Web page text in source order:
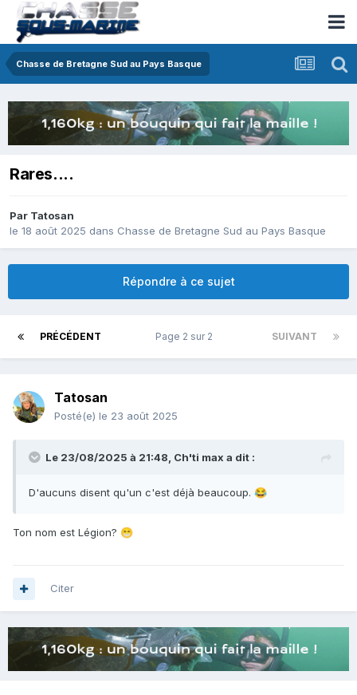
Chasse de Bretagne Sud au Pays Basque
Rares....
Par Tatosan
le 18 août 2025 dans Chasse de Bretagne Sud au Pays Basque
Répondre à ce sujet
PRÉCÉDENT SUIVANT
Page 2 sur 2
Tatosan
Posté(e) le 23 août 2025
Le 23/08/2025 à 21:48, Ch'ti max a dit :
D'aucuns disent qu'un c'est déjà beaucoup. 😂
Ton nom est Légion? 😁
Citer